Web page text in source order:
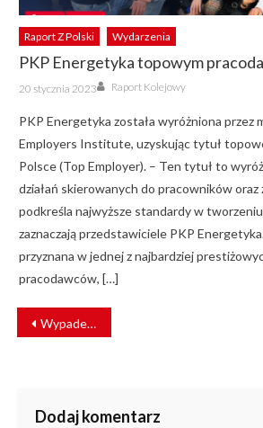
Raport Z Polski Wydarzenia
PKP Energetyka topowym
Posted
on
20 stycznia 2023 Author
Raport Kolejowy
PKP Energetyka została wyróżniona przez
Employers Institute, uzyskując tytuł
Polsce (Top Employer). – Ten tytuł to
działań skierowanych do pracowników oraz
podkreśla najwyższe standardy w
zaznaczają przedstawiciele PKP
przyznana w jednej z najbardziej
pracodawców, […]
NAWIGACJA
WPISU
Wypadek na torach w Białymstoku. Nie żyje mężczyzna
Dodaj komentarz